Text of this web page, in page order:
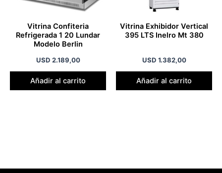
Vitrina Confiteria
Refrigerada 1 20 Lundar
Modelo Berlin
USD 2.189,00
Añadir al carrito
Vitrina Exhibidor Vertical
395 LTS Inelro Mt 380
USD 1.382,00
Añadir al carrito